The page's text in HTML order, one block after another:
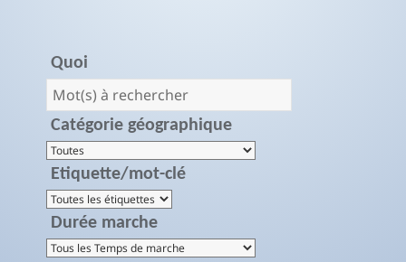
Quoi
Catégorie géographique
Etiquette/mot-clé
Durée marche